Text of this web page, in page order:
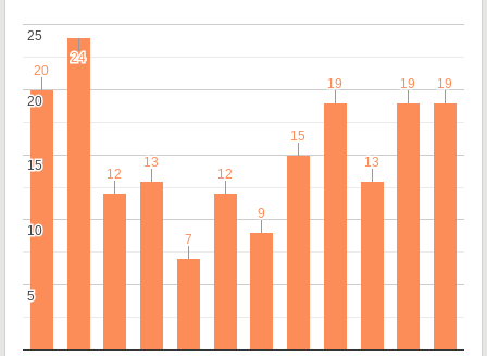
5
5
10
10
15
15
20
20
25
25
20
20
24
24
12
12
13
13
7
7
12
12
9
9
15
15
19
19
13
13
19
19 19
19